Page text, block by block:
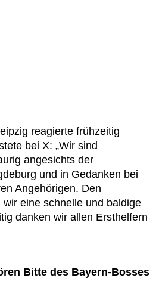
reagierte frühzeitig
bei X: „Wir sind
angesichts der
und in Gedanken bei
Angehörigen. Den
eine schnelle und baldige
danken wir allen Ersthelfern
Bitte des Bayern-Bosses